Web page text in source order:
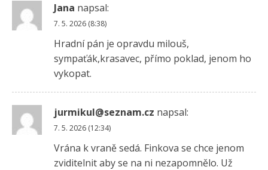
Jana napsal:
7. 5. 2026 (8:38)
Hradní pán je opravdu milouš,
sympaťák,krasavec, přímo poklad, jenom ho
vykopat.
jurmikul@seznam.cz napsal:
7. 5. 2026 (12:34)
Vrána k vraně sedá. Finkova se chce jenom
zviditelnit aby se na ni nezapomnělo. Už